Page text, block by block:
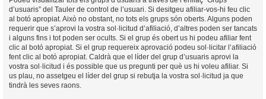
d’usuaris” del Tauler de control de l’usuari. Si desitgeu afiliar-vos-hi feu clic
al botó apropiat. Això no obstant, no tots els grups són oberts. Alguns poden
requerir que s’aprovi la vostra sol·licitud d’afiliació, d’altres poden ser tancats
i alguns fins i tot poden ser ocults. Si el grup és obert us hi podeu afiliar fent
clic al botó apropiat. Si el grup requereix aprovació podeu sol·licitar l’afiliació
fent clic al botó apropiat. Caldrà que el líder del grup d’usuaris aprovi la
vostra sol·licitud i és possible que us pregunti per què us hi voleu afiliar. Si
us plau, no assetgeu el líder del grup si rebutja la vostra sol·licitud ja que
tindrà les seves raons.